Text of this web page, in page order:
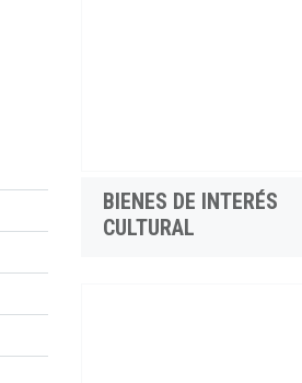
BIENES DE INTERÉS
CULTURAL